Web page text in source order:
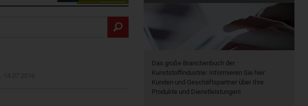
Das große Branchenbuch der
Kunststoffindustrie: Informieren Sie hier
Kunden und Geschäftspartner über Ihre
Produkte und Dienstleistungen!